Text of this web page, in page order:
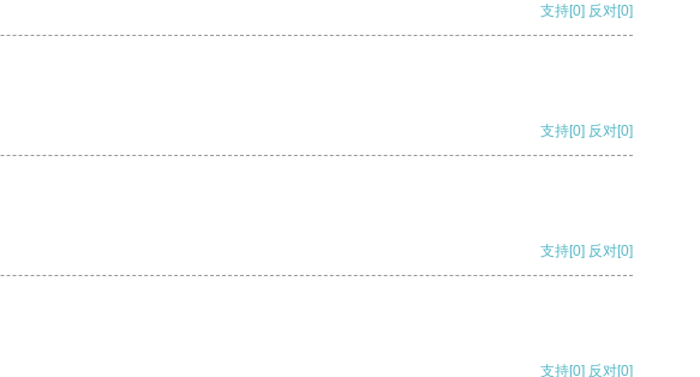
支持[0] 反对[0]
支持[0] 反对[0]
支持[0] 反对[0]
支持[0] 反对[0]